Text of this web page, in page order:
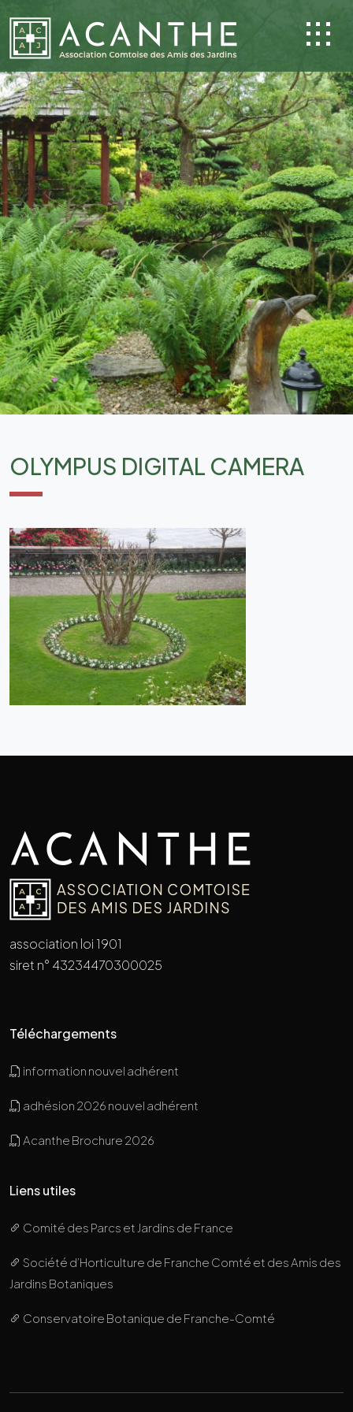
OLYMPUS DIGITAL CAMERA
association loi 1901
siret n° 43234470300025
Téléchargements
information nouvel adhérent
adhésion 2026 nouvel adhérent
Acanthe Brochure 2026
Liens utiles
Comité des Parcs et Jardins de France
Société d’Horticulture de Franche Comté et des Amis des
Jardins Botaniques
Conservatoire Botanique de Franche-Comté